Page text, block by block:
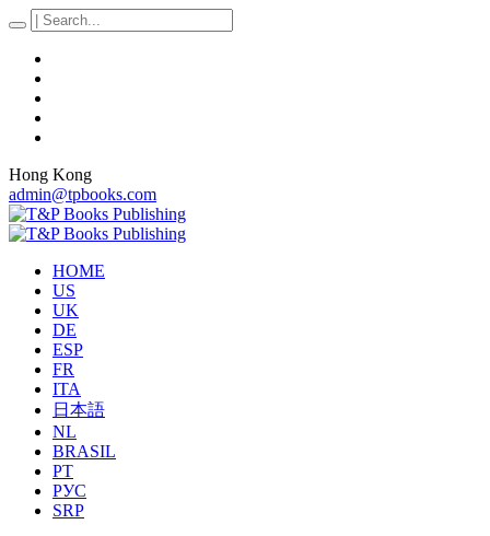
Hong Kong
admin@tpbooks.com
HOME
US
UK
DE
ESP
FR
ITA
日本語
NL
BRASIL
PT
РУС
SRP